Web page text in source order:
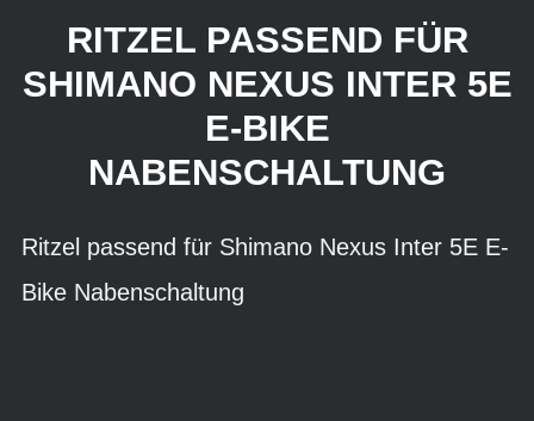
RITZEL PASSEND FÜR
SHIMANO NEXUS INTER 5E
E-BIKE
NABENSCHALTUNG
Ritzel passend für Shimano Nexus Inter 5E E-
Bike Nabenschaltung